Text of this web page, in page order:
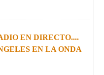
LA ONDA